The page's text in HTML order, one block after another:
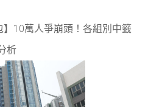
】10萬人爭崩頭！各組別中籤
析